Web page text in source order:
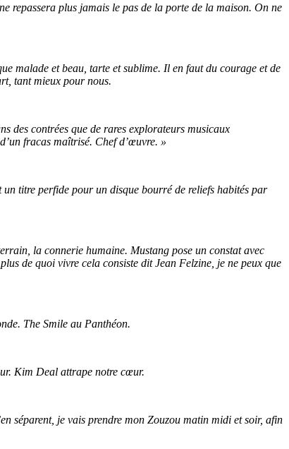
repassera plus jamais le pas de la porte de la maison. On ne
malade et beau, tarte et sublime. Il en faut du courage et de
tant mieux pour nous.
des contrées que de rares explorateurs musicaux
fracas maîtrisé. Chef d’œuvre. »
titre perfide pour un disque bourré de reliefs habités par
la connerie humaine. Mustang pose un constat avec
de quoi vivre cela consiste dit Jean Felzine, je ne peux que
The Smile au Panthéon.
Kim Deal attrape notre cœur.
séparent, je vais prendre mon Zouzou matin midi et soir, afin